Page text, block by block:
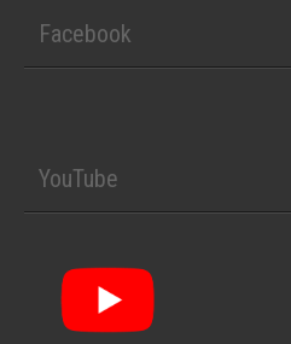
Facebook
YouTube